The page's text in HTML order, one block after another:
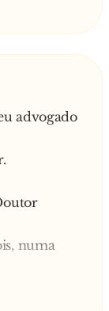
ao
a sala está
Sócrates,
em falar
advogado
numa